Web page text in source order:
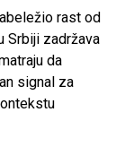
rast od
Srbiji zadržava
da
signal za